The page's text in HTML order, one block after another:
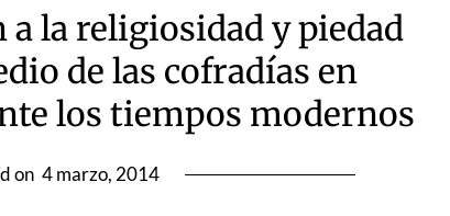
la religiosidad y piedad
de las cofradías en
los tiempos modernos
on 4 marzo, 2014